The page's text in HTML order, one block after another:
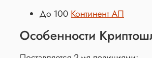
До 100 Континент АП
Особенности